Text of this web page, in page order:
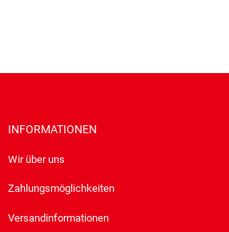
INFORMATIONEN
Wir über uns
Zahlungsmöglichkeiten
Versandinformationen